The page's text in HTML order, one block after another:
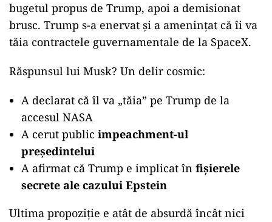
bugetul propus de Trump, apoi a demisionat
brusc. Trump s-a enervat și a amenințat că îi va
tăia contractele guvernamentale de la SpaceX.
Răspunsul lui Musk? Un delir cosmic:
A declarat că îl va „tăia” pe Trump de la
accesul NASA
A cerut public impeachment-ul
președintelui
A afirmat că Trump e implicat în fișierele
secrete ale cazului Epstein
Ultima propoziție e atât de absurdă încât nici